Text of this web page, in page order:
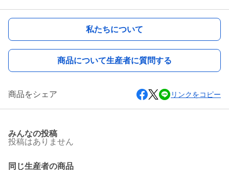
私たちについて
商品について生産者に質問する
商品をシェア リンクをコピー
みんなの投稿
投稿はありません
同じ生産者の商品